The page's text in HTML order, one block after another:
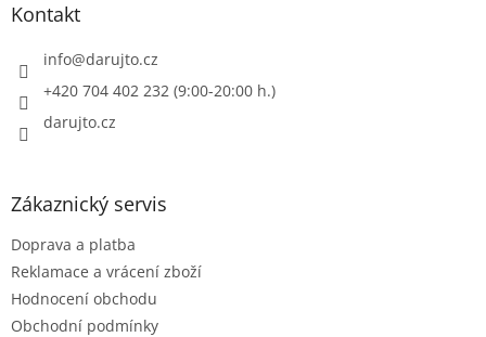
Kontakt
info@darujto.cz
+420 704 402 232 (9:00-20:00 h.)
darujto.cz
Zákaznický servis
Doprava a platba
Reklamace a vrácení zboží
Hodnocení obchodu
Obchodní podmínky